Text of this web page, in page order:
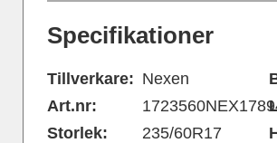
Specifikationer
Tillverkare:
Art.nr:
Storlek:
Nexen
235/60R17